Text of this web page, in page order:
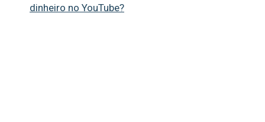
dinheiro no YouTube?